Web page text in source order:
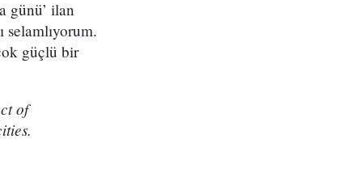
günü’ ilan
selamlıyorum.
güçlü bir
of